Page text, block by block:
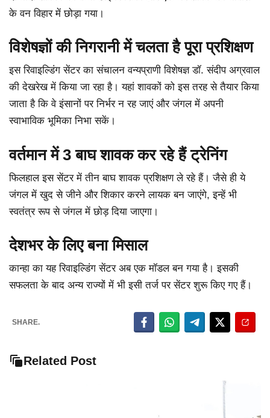
के वन विहार में छोड़ा गया।
विशेषज्ञों की निगरानी में चलता है पूरा प्रशिक्षण
इस रिवाइल्डिंग सेंटर का संचालन वन्यप्राणी विशेषज्ञ डॉ. संदीप अग्रवाल
की देखरेख में किया जा रहा है। यहां शावकों को इस तरह से तैयार किया
जाता है कि वे इंसानों पर निर्भर न रह जाएं और जंगल में अपनी
स्वाभाविक भूमिका निभा सकें।
वर्तमान में 3 बाघ शावक कर रहे हैं ट्रेनिंग
फिलहाल इस सेंटर में तीन बाघ शावक प्रशिक्षण ले रहे हैं। जैसे ही ये
जंगल में खुद से जीने और शिकार करने लायक बन जाएंगे, इन्हें भी
स्वतंत्र रूप से जंगल में छोड़ दिया जाएगा।
देशभर के लिए बना मिसाल
कान्हा का यह रिवाइल्डिंग सेंटर अब एक मॉडल बन गया है। इसकी
सफलता के बाद अन्य राज्यों में भी इसी तर्ज पर सेंटर शुरू किए गए हैं।
SHARE.
Related Post